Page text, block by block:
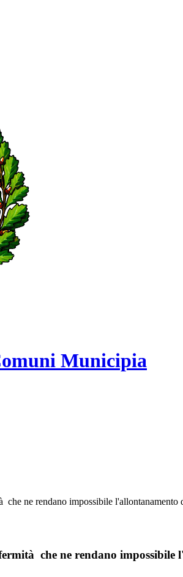
Municipia
ne rendano impossibile l'allontanamento
che ne rendano impossibile